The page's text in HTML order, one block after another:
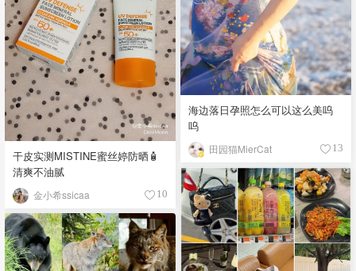
海边落日孕照怎么可以这么美呜
呜
田园猫MierCat 13
干皮实测MISTINE蜜丝婷防晒🧴
清爽不油腻
金小希ssicaa 10